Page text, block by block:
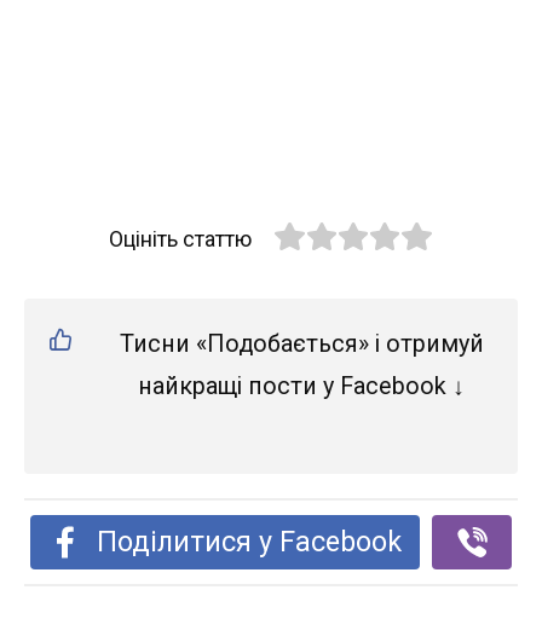
Оцініть статтю
Тисни «Подобається» і отримуй
найкращі пости у Facebook ↓
Поділитися у Facebook